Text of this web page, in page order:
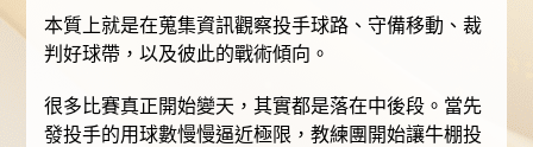
本質上就是在蒐集資訊觀察投手球路、守備移動、裁
判好球帶，以及彼此的戰術傾向。
很多比賽真正開始變天，其實都是落在中後段。當先
發投手的用球數慢慢逼近極限，教練團開始讓牛棚投